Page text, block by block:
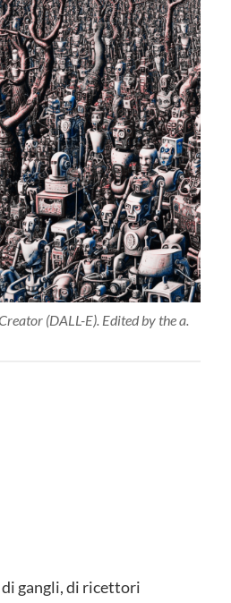
(DALL-E). Edited by the a.
di gangli, di ricettori